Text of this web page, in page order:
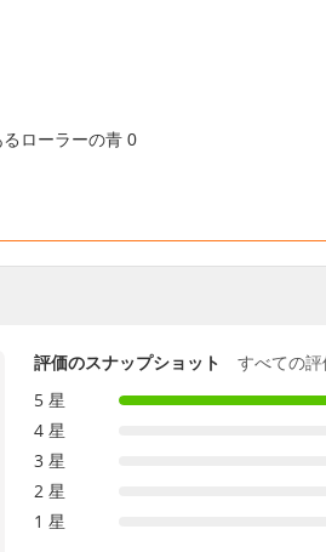
評価のスナップショット
すべての
5 星
4 星
3 星
2 星
1 星